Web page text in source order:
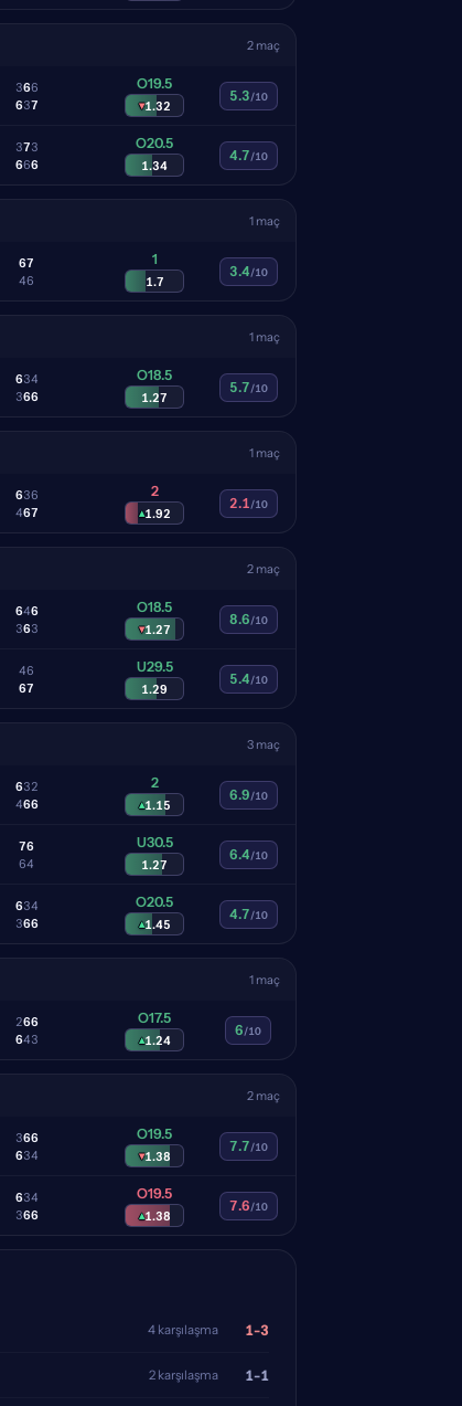
2 maç
3
6
6
3
6
7
O19.5
▾1.32
5.3/10
3
6
7
6
3
6
O20.5
1.34
4.7/10
1 maç
6
4
7
6
1
1.7
3.4/10
1 maç
6
3
3
6
4
6
O18.5
1.27
5.7/10
1 maç
6
4
3
6
6
7
2
▴1.92
2.1/10
2 maç
6
3
4
6
6
3
O18.5
▾1.27
8.6/10
4
6
6
7
U29.5
1.29
5.4/10
3 maç
6
4
3
6
2
6
2
▴1.15
6.9/10
7
6
6
4
U30.5
1.27
6.4/10
6
3
3
6
4
6
O20.5
▴1.45
4.7/10
1 maç
2
6
6
4
6
3
O17.5
▴1.24
6/10
2 maç
3
6
6
3
6
4
O19.5
▾1.38
7.7/10
6
3
3
6
4
6
O19.5
▴1.38
7.6/10
4 karşılaşma 1-3
2 karşılaşma 1-1